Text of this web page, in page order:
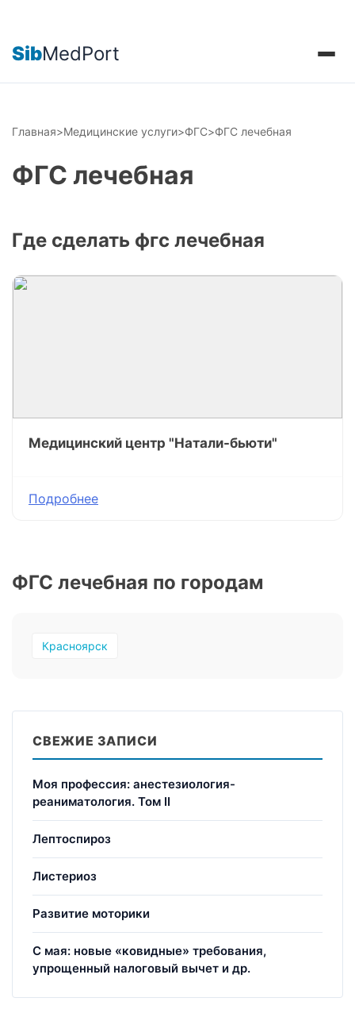
SibMedPort
Главная>Медицинские услуги>ФГС>ФГС лечебная
ФГС лечебная
Где сделать фгс лечебная
Медицинский центр "Натали-бьюти"
Подробнее
ФГС лечебная по городам
Красноярск
СВЕЖИЕ ЗАПИСИ
Моя профессия: анестезиология-
реаниматология. Том II
Лептоспироз
Листериоз
Развитие моторики
С мая: новые «ковидные» требования,
упрощенный налоговый вычет и др.